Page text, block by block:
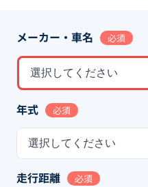
メーカー・車名 必須
選択してください
年式 必須
選択してください
走行距離 必須